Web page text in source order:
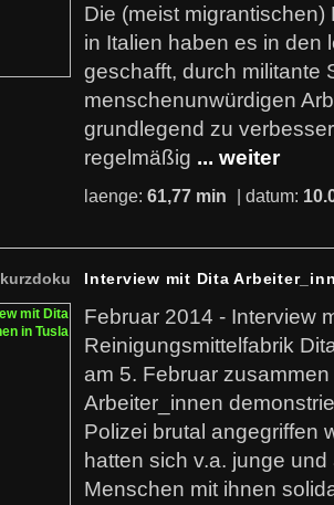
Die (meist
in Italien haben es in den
geschafft, durch militante
menschenunwürdigen
grundlegend zu
regelmäßig ... weiter
laenge: 61,77 min | datum:
kurzdoku Interview mit Dita
Februar 2014 - Interview
Reinigungsmittelfabrik
am 5. Februar
Arbeiter_innen
Polizei brutal angegriffen
hatten sich v.a. junge
Menschen mit ihnen